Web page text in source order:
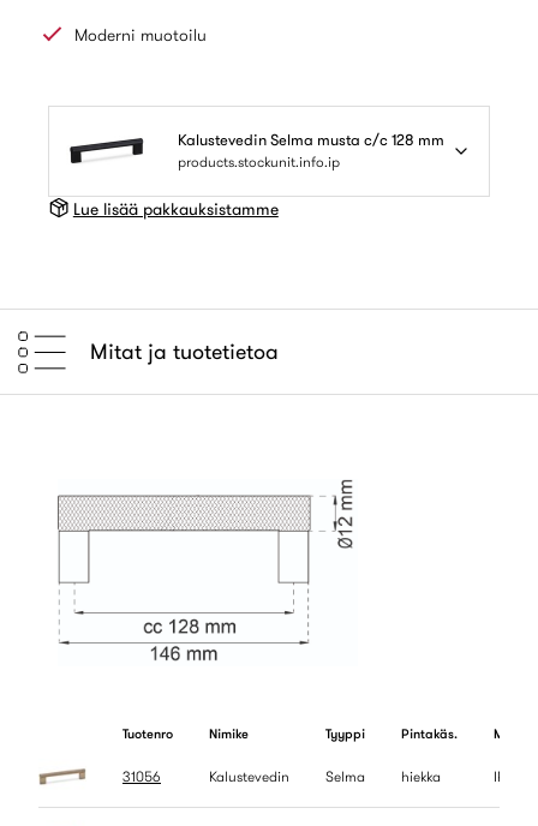
Moderni muotoilu
Kalustevedin Selma musta c/c 128 mm
products.stockunit.info.ip
Lue lisää pakkauksistamme
Mitat ja tuotetietoa
Tuotenro Nimike Tyyppi Pintakäs. Me
31056 Kalustevedin Selma hiekka IP